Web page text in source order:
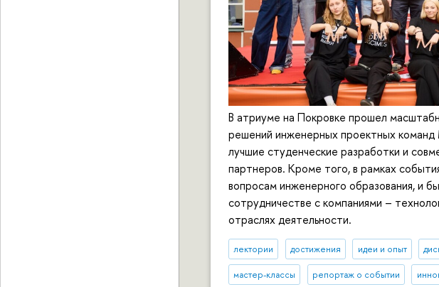
В атриуме на Покровке прошел
решений инженерных проектных
лучшие студенческие разработки и
партнеров. Кроме того, в рамках
вопросам инженерного образования, и
сотрудничестве с компаниями –
отраслях деятельности.
лектории достижения идеи и опыт
мастер-классы репортаж о событии